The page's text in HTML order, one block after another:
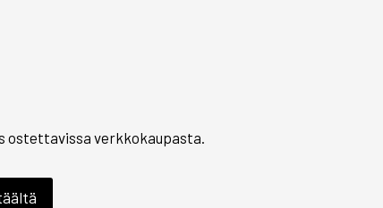
ostettavissa verkkokaupasta.